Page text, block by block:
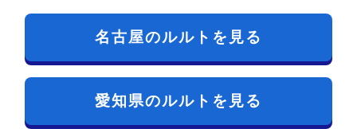
名古屋のルルトを見る
愛知県のルルトを見る